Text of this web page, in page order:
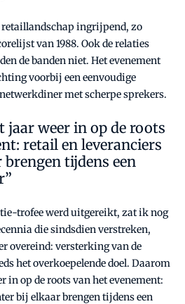
retaillandschap ingrijpend, zo
van 1988. Ook de relaties
de banden niet. Het evenement
voorbij een eenvoudige
met scherpe sprekers.
weer in op de roots
retail en leveranciers
tijdens een
trofee werd uitgereikt, zat ik nog
die sindsdien verstreken,
overeind: versterking van de
het overkoepelende doel. Daarom
in op de roots van het evenement:
bij elkaar brengen tijdens een